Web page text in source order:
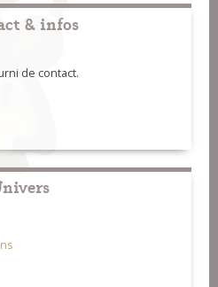
& infos
de contact.